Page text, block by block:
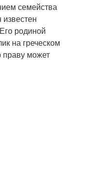
семейства
родиной
на греческом
праву может